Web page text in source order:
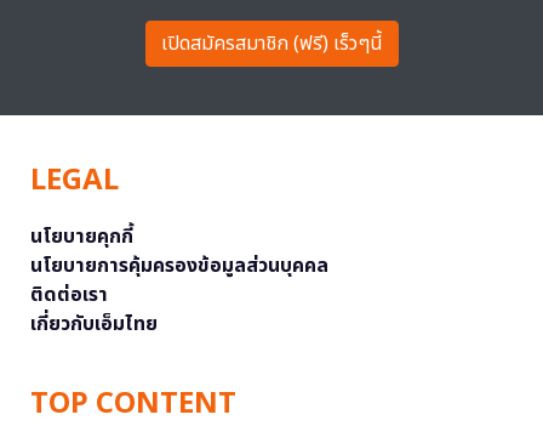
เปิดสมัครสมาชิก (ฟรี) เร็วๆนี้
LEGAL
นโยบายคุกกี้
นโยบายการคุ้มครองข้อมูลส่วนบุคคล
ติดต่อเรา
เกี่ยวกับเอ็มไทย
TOP CONTENT